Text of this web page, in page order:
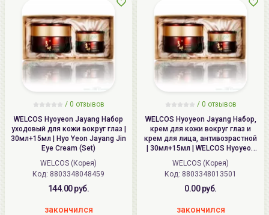
/ 0 отзывов
WELCOS Hyoyeon Jayang Набор
уходовый для кожи вокруг глаз |
30мл+15мл | Hyo Yeon Jayang Jin
Eye Cream (Set)
WELCOS (Корея)
Код: 8803348048459
144.00 руб.
закончился
/ 0 отзывов
WELCOS Hyoyeon Jayang Набор,
крем для кожи вокруг глаз и
крем для лица, антивозрастной
| 30мл+15мл | WELCOS Hyoyeon
Jayang Eye Cream Gift Set
WELCOS (Корея)
Код: 8803348013501
0.00 руб.
закончился